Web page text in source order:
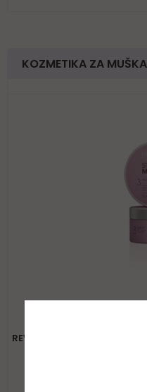
KOZMETIKA ZA
REVLON PROFESSIONAL